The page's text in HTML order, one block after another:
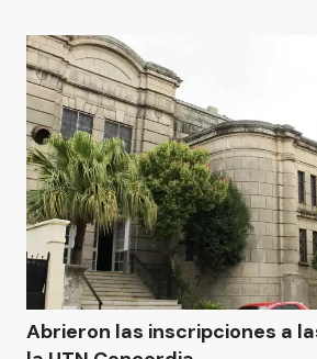
Abrieron las inscripciones a